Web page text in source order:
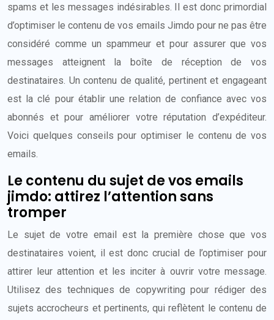
spams et les messages indésirables. Il est donc primordial
d’optimiser le contenu de vos emails Jimdo pour ne pas être
considéré comme un spammeur et pour assurer que vos
messages atteignent la boîte de réception de vos
destinataires. Un contenu de qualité, pertinent et engageant
est la clé pour établir une relation de confiance avec vos
abonnés et pour améliorer votre réputation d’expéditeur.
Voici quelques conseils pour optimiser le contenu de vos
emails.
Le contenu du sujet de vos emails
jimdo: attirez l’attention sans
tromper
Le sujet de votre email est la première chose que vos
destinataires voient, il est donc crucial de l’optimiser pour
attirer leur attention et les inciter à ouvrir votre message.
Utilisez des techniques de copywriting pour rédiger des
sujets accrocheurs et pertinents, qui reflètent le contenu de